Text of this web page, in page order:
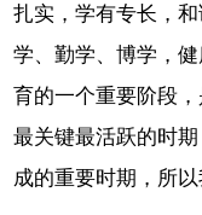
扎实，学有专长，
学、勤学、博学，
育的一个重要阶段
最关键最活跃的时
成的重要时期，所